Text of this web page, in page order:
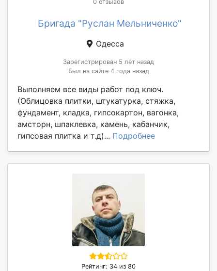
0 отзывов
Бригада "Руслан Мельниченко"
Одесса
Зарегистрирован 5 лет назад
Был на сайте 4 года назад
Выполняем все виды работ под ключ.
(Облицовка плитки, штукатурка, стяжка,
фундамент, кладка, гипсокартон, вагонка,
амсторн, шпаклевка, камень, кабанчик,
гипсовая плитка и т.д)... Подробнее
Рейтинг: 34 из 80